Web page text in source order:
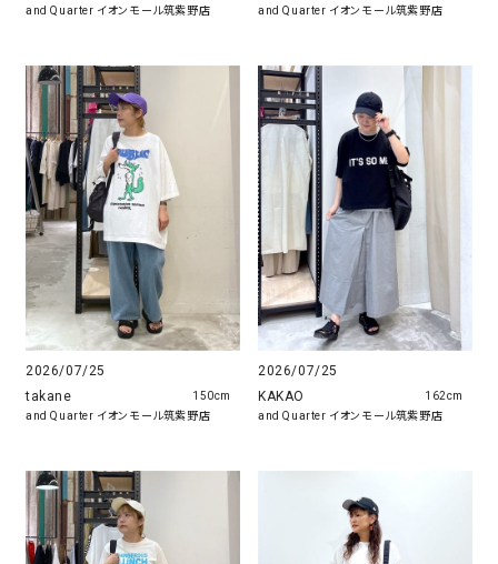
and Quarter イオンモール筑紫野店 and Quarter イオンモール筑紫野店
2026/07/25
takane
and Quarter イオンモール筑紫野店
150cm
2026/07/25
KAKAO
and Quarter イオンモール筑紫野店
162cm